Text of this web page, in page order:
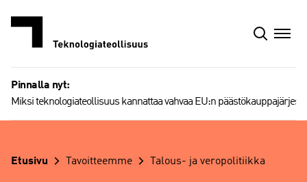
Pinnalla nyt:
Miksi teknologiateollisuus kannattaa vahvaa EU:n
Etusivu Tavoitteemme Talous- ja veropolitiikka